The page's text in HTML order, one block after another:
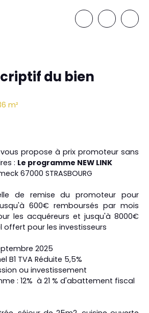
du bien
m²
vous propose à prix promoteur sans
: Le programme NEW LINK
67000 STRASBOURG
de remise du promoteur pour
600€ remboursés par mois
les acquéreurs et jusqu'à 8000€
pour les investisseurs
2025
B1 TVA Réduite 5,5%
ou investissement
: 12% à 21 % d'abattement fiscal